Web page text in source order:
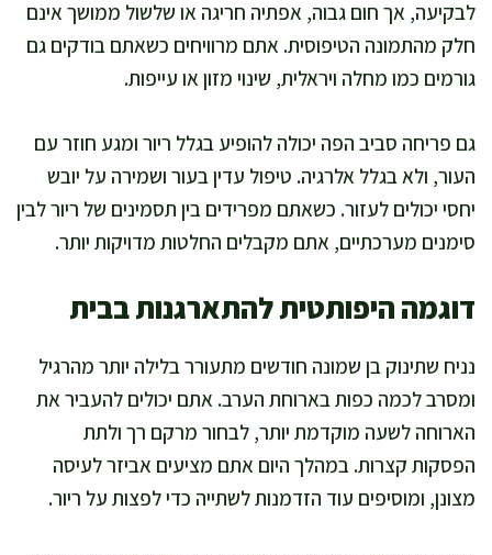
לבקיעה, אך חום גבוה, אפתיה חריגה או שלשול ממושך אינם
חלק מהתמונה הטיפוסית. אתם מרוויחים כשאתם בודקים גם
גורמים כמו מחלה ויראלית, שינוי מזון או עייפות.
גם פריחה סביב הפה יכולה להופיע בגלל ריור ומגע חוזר עם
העור, ולא בגלל אלרגיה. טיפול עדין בעור ושמירה על יובש
יחסי יכולים לעזור. כשאתם מפרידים בין תסמינים של ריור לבין
סימנים מערכתיים, אתם מקבלים החלטות מדויקות יותר.
דוגמה היפותטית להתארגנות בבית
נניח שתינוק בן שמונה חודשים מתעורר בלילה יותר מהרגיל
ומסרב לכמה כפות בארוחת הערב. אתם יכולים להעביר את
הארוחה לשעה מוקדמת יותר, לבחור מרקם רך ולתת
הפסקות קצרות. במהלך היום אתם מציעים אביזר לעיסה
מצונן, ומוסיפים עוד הזדמנות לשתייה כדי לפצות על ריור.